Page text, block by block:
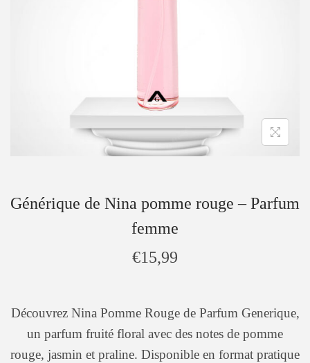
Générique de Nina pomme rouge – Parfum
femme
€15,99
Découvrez Nina Pomme Rouge de Parfum Generique,
un parfum fruité floral avec des notes de pomme
rouge, jasmin et praline. Disponible en format pratique